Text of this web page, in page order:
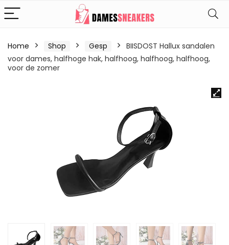
Home Shop Gesp
BIISDOST Hallux sandalen
voor dames, halfhoge hak, halfhoog, halfhoog, halfhoog,
voor de zomer